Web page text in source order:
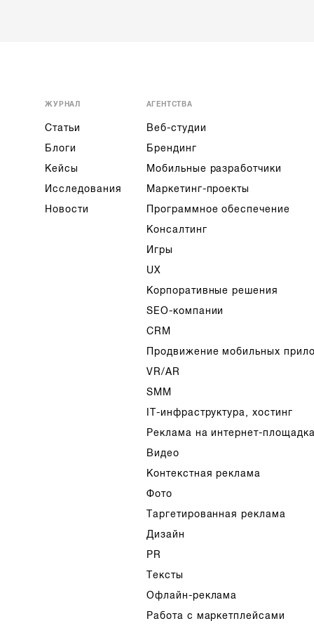
ЖУРНАЛ
Статьи
Блоги
Кейсы
Исследования
Новости
АГЕНТСТВА
Веб-студии
Брендинг
Мобильные разработчики
Маркетинг-проекты
Программное обеспечение
Консалтинг
Игры
UX
Корпоративные решения
SEO-компании
CRM
Продвижение мобильных
VR/AR
SMM
IT-инфраструктура, хостинг
Реклама на интернет-
Видео
Контекстная реклама
Фото
Таргетированная реклама
Дизайн
PR
Тексты
Офлайн-реклама
Работа с маркетплейсами